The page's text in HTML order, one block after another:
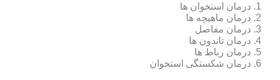
درمان استخوان ها
درمان ماهیچه ها
درمان مفاصل
درمان تاندون ها
درمان رباط ها
درمان شکستگی استخوان